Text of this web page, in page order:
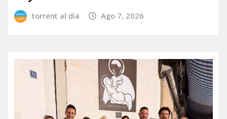
torrent al dia Ago 7, 2026